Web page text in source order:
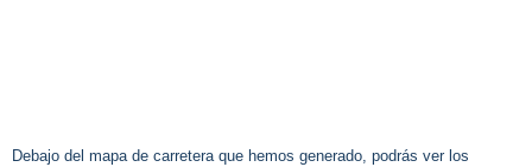
Debajo del mapa de carretera que hemos generado, podrás ver los